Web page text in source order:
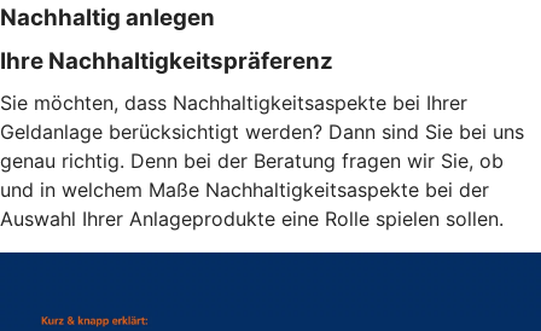
Nachhaltig anlegen
Ihre Nachhaltigkeitspräferenz
Sie möchten, dass Nachhaltigkeitsaspekte bei Ihrer
Geldanlage berücksichtigt werden? Dann sind Sie bei uns
genau richtig. Denn bei der Beratung fragen wir Sie, ob
und in welchem Maße Nachhaltigkeitsaspekte bei der
Auswahl Ihrer Anlageprodukte eine Rolle spielen sollen.